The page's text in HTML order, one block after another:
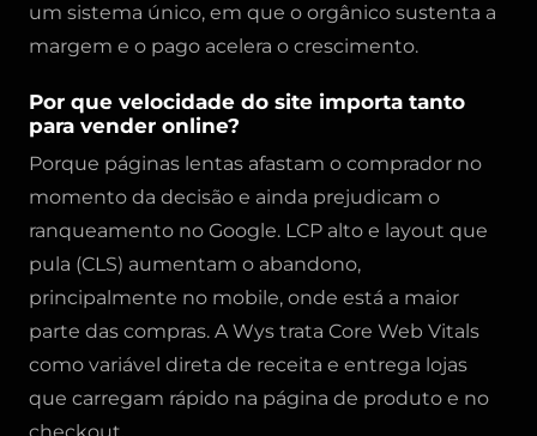
um sistema único, em que o orgânico sustenta a
margem e o pago acelera o crescimento.
Por que velocidade do site importa tanto
para vender online?
Porque páginas lentas afastam o comprador no
momento da decisão e ainda prejudicam o
ranqueamento no Google. LCP alto e layout que
pula (CLS) aumentam o abandono,
principalmente no mobile, onde está a maior
parte das compras. A Wys trata Core Web Vitals
como variável direta de receita e entrega lojas
que carregam rápido na página de produto e no